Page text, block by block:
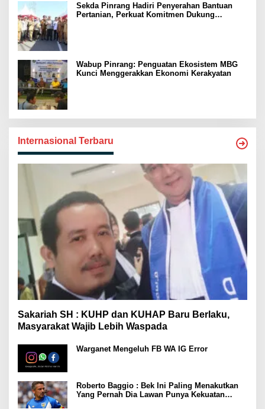
Sekda Pinrang Hadiri Penyerahan Bantuan
Pertanian, Perkuat Komitmen Dukung
Wabup Pinrang: Penguatan Ekosistem MBG
Kunci Menggerakkan Ekonomi Kerakyatan
Internasional Terbaru
Sakariah SH : KUHP dan KUHAP Baru Berlaku,
Masyarakat Wajib Lebih Waspada
Warganet Mengeluh FB WA IG Error
Roberto Baggio : Bek Ini Paling Menakutkan
Yang Pernah Dia Lawan Punya Kekuatan